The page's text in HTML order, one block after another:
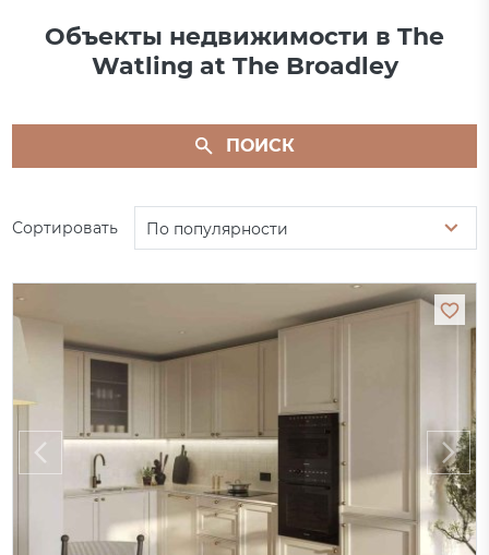
Объекты недвижимости в The
Watling at The Broadley
ПОИСК
Сортировать По популярности